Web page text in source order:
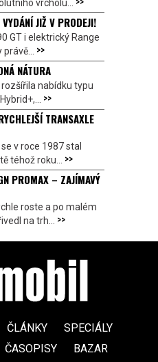
vrcholu...
JIŽ V PRODEJI!
GT i elektrický Range
>>
NÁTURA
nabídku typu
>>
TRANSAXLE
v roce 1987 stal
téhož roku... >>
PROMAX – ZAJÍMAVÝ
roste a po malém
na trh... >>
ČLÁNKY
SPECIÁLY
ČASOPISY BAZAR